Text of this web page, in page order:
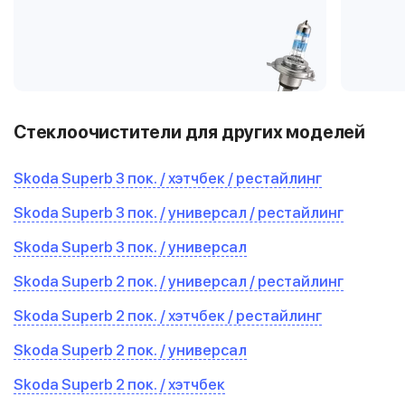
Стеклоочистители для других моделей
Skoda Superb 3 пок. / хэтчбек / рестайлинг
Skoda Superb 3 пок. / универсал / рестайлинг
Skoda Superb 3 пок. / универсал
Skoda Superb 2 пок. / универсал / рестайлинг
Skoda Superb 2 пок. / хэтчбек / рестайлинг
Skoda Superb 2 пок. / универсал
Skoda Superb 2 пок. / хэтчбек